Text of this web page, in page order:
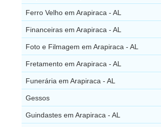
Ferro Velho em Arapiraca - AL
Financeiras em Arapiraca - AL
Foto e Filmagem em Arapiraca - AL
Fretamento em Arapiraca - AL
Funerária em Arapiraca - AL
Gessos
Guindastes em Arapiraca - AL